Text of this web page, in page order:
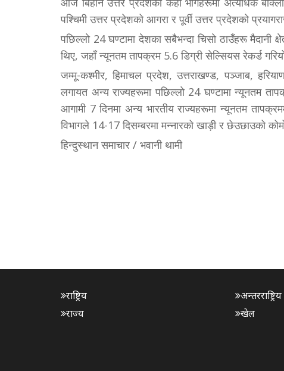
पश्चिमी उत्तर प्रदेशको आगरा र पूर्वी उत्तर प्रदेशको
पछिल्लो 24 घण्टामा देशका सबैभन्दा चिसो ठाउँहरू मैदानी
थिए, जहाँ न्यूनतम तापक्रम 5.6 डिग्री सेल्सियस रेकर्ड
जम्मू-कश्मीर, हिमाचल प्रदेश, उत्तराखण्ड, पञ्जाब,
लगायत अन्य राज्यहरूमा पछिल्लो 24 घण्टामा न्यूनतम
आगामी 7 दिनमा अन्य भारतीय राज्यहरूमा न्यूनतम
विभागले 14-17 दिसम्बरमा मन्नारको खाड़ी र छेउछाउको
हिन्दुस्थान समाचार / भवानी थामी
राष्ट्रिय
राज्य
अन्तरराष्ट्रिय
खेल